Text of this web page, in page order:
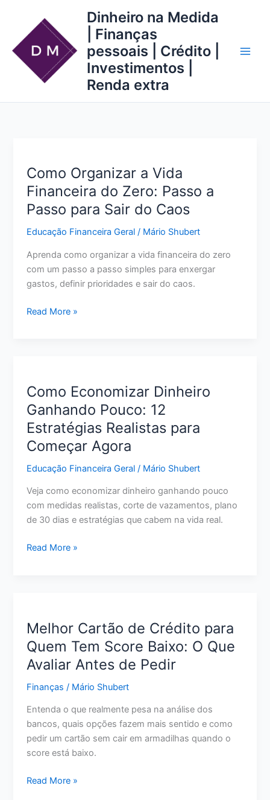
conteúdo
Dinheiro na Medida
| Finanças
pessoais | Crédito |
Investimentos |
Renda extra
Como Organizar a Vida
Financeira do Zero: Passo a
Passo para Sair do Caos
Educação Financeira Geral / Mário Shubert
Aprenda como organizar a vida financeira do zero
com um passo a passo simples para enxergar
gastos, definir prioridades e sair do caos.
Como
Zero:
Passo
a
Passo
Sair
Caos
Read More »
Como Economizar Dinheiro
Ganhando Pouco: 12
Estratégias Realistas para
Começar Agora
Educação Financeira Geral / Mário Shubert
Veja como economizar dinheiro ganhando pouco
com medidas realistas, corte de vazamentos, plano
de 30 dias e estratégias que cabem na vida real.
Como
Estratégias
Realistas
para
Agora
Read More »
Melhor Cartão de Crédito para
Quem Tem Score Baixo: O Que
Avaliar Antes de Pedir
Finanças / Mário Shubert
Entenda o que realmente pesa na análise dos
bancos, quais opções fazem mais sentido e como
pedir um cartão sem cair em armadilhas quando o
score está baixo.
Melhor
Read More »